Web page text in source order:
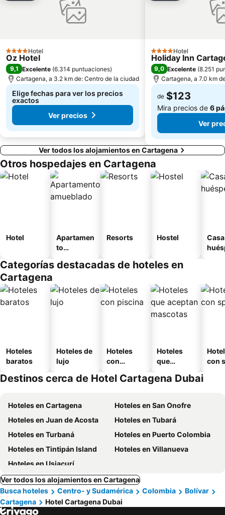
4 Estrellas
Hotel
Oz Hotel
9,1 Excelente (6.314 puntuaciones)
Cartagena, a 3.2 km de: Centro de la ciudad
Elige fechas para ver los precios
exactos
Ver precios
4 Estrellas
Hotel
Holiday Inn
9,0 Excelente (8.251
Cartagena, a 7.0 km
de $123
Mira precios de 6
Ver
Ver todos los alojamientos en Cartagena
Otros hospedajes en Cartagena
Hotel
Apartamen
to
o
Resorts Hostel
Categorías destacadas de hoteles en
Cartagena
Hoteles
baratos
Hoteles de
lujo
Hoteles
con
Hoteles
que
mascotas
con
Destinos cerca de Hotel Cartagena Dubai
Hoteles en Cartagena
Hoteles en San Onofre
Hoteles en Juan de Acosta
Hoteles en Tubará
Hoteles en Turbaná
Hoteles en Puerto Colombia
Hoteles en Tintipán Island
Hoteles en Villanueva
Hoteles en Usiacurí
Ver todos los alojamientos en Cartagena
Busca hoteles
Centro- y Sudamérica Colombia
Bolívar
Cartagena
Hotel Cartagena Dubai